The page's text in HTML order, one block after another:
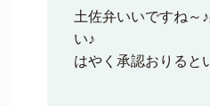
土佐弁いいですね～
い♪
はやく承認おりると